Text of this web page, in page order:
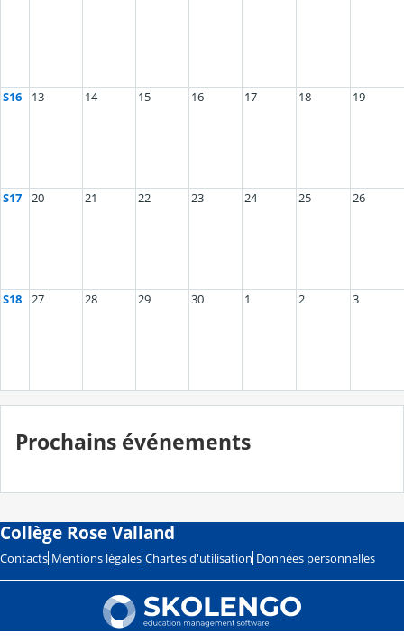
S16 13 14 15 16 17 18 19
S17 20 21 22 23 24 25 26
S18 27 28 29 30 1 2 3
Prochains événements
Collège Rose Valland
Contacts Mentions légales Chartes d'utilisation Données personnelles